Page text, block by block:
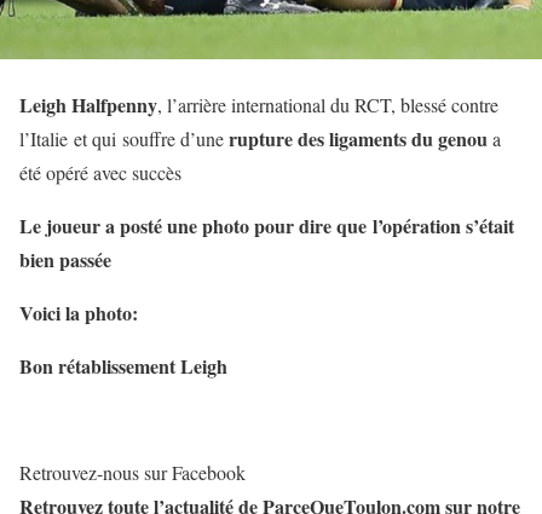
Leigh Halfpenny, l’arrière international du RCT, blessé contre
l’Italie et qui souffre d’unerupture des ligaments du genou a
été opéré avec succès
Le joueur a posté une photo pour dire que l’opération s’était
bien passée
Voici la photo:
Bon rétablissement Leigh
Retrouvez-nous sur Facebook
Retrouvez toute l’actualité de ParceQueToulon.com sur notre